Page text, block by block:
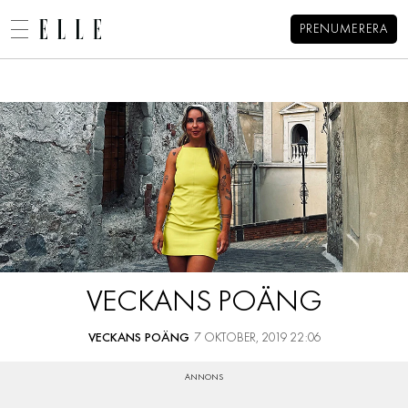
PRENUMERERA
BEAUTY
DECORATION
MAT & VIN
VIDEO
BLOGGAR
Alexandra Pizzonis blogg MENY
HEM
OM ALEXANDRA
KATEGORIER
ARKIV
KONTAKT
VECKANS POÄNG
VECKANS POÄNG 7 OKTOBER, 2019 22:06